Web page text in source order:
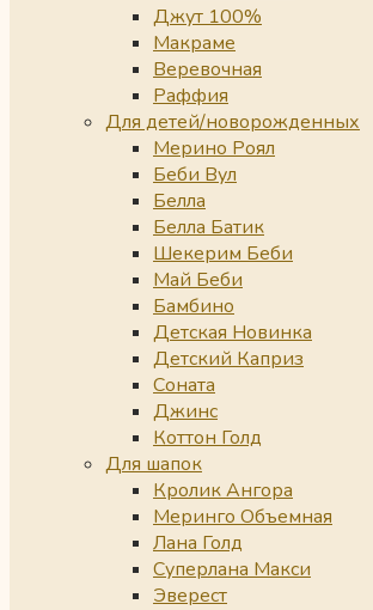
Джут 100%
Макраме
Веревочная
Раффия
Для детей/новорожденных
Мерино Роял
Беби Вул
Белла
Белла Батик
Шекерим Беби
Май Беби
Бамбино
Детская Новинка
Детский Каприз
Соната
Джинс
Коттон Голд
Для шапок
Кролик Ангора
Меринго Объемная
Лана Голд
Суперлана Макси
Эверест